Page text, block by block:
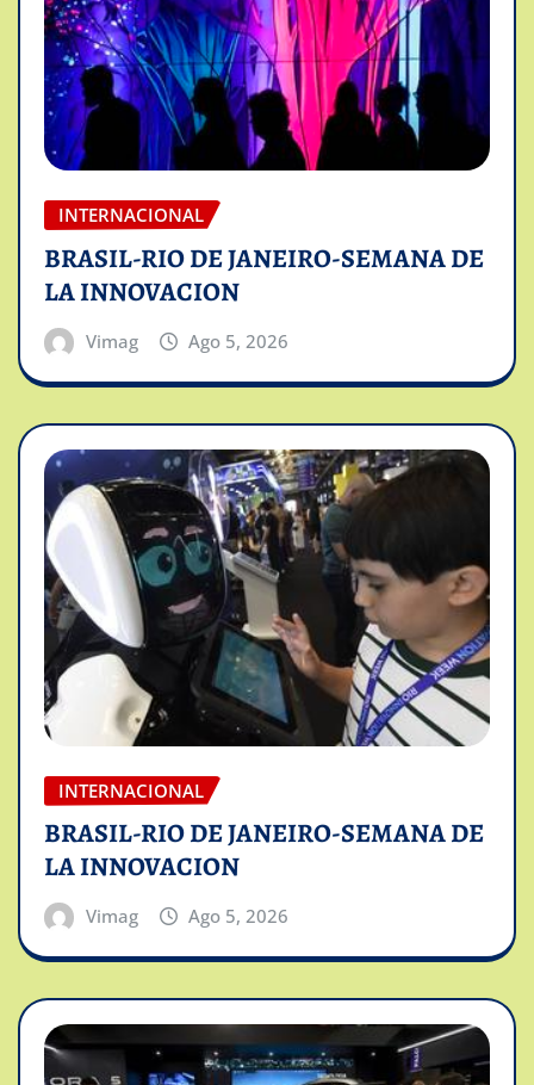
INTERNACIONAL
BRASIL-RIO DE JANEIRO-SEMANA DE
LA INNOVACION
Vimag Ago 5, 2026
INTERNACIONAL
BRASIL-RIO DE JANEIRO-SEMANA DE
LA INNOVACION
Vimag Ago 5, 2026